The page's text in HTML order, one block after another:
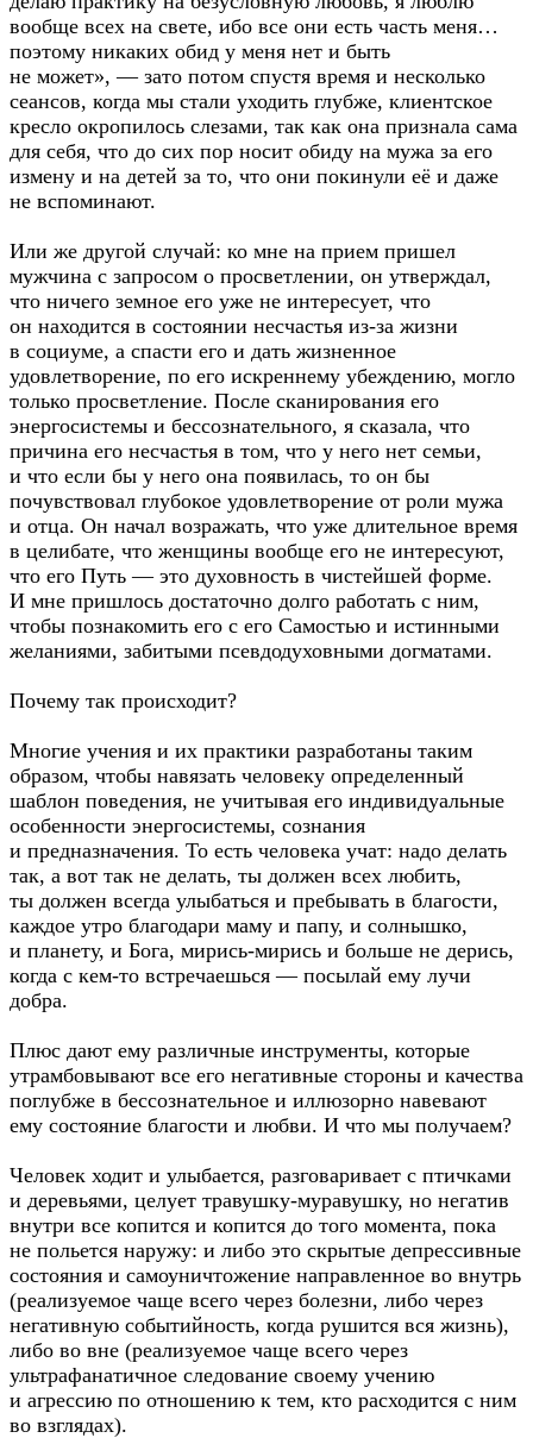
вообще всех на свете, ибо все они есть часть меня…
поэтому никаких обид у меня нет и быть
не может», — зато потом спустя время и несколько
сеансов, когда мы стали уходить глубже, клиентское
кресло окропилось слезами, так как она признала сама
для себя, что до сих пор носит обиду на мужа за его
измену и на детей за то, что они покинули её и даже
не вспоминают.
Или же другой случай: ко мне на прием пришел
мужчина с запросом о просветлении, он утверждал,
что ничего земное его уже не интересует, что
он находится в состоянии несчастья из-за жизни
в социуме, а спасти его и дать жизненное
удовлетворение, по его искреннему убеждению, могло
только просветление. После сканирования его
энергосистемы и бессознательного, я сказала, что
причина его несчастья в том, что у него нет семьи,
и что если бы у него она появилась, то он бы
почувствовал глубокое удовлетворение от роли мужа
и отца. Он начал возражать, что уже длительное время
в целибате, что женщины вообще его не интересуют,
что его Путь — это духовность в чистейшей форме.
И мне пришлось достаточно долго работать с ним,
чтобы познакомить его с его Самостью и истинными
желаниями, забитыми псевдодуховными догматами.
Почему так происходит?
Многие учения и их практики разработаны таким
образом, чтобы навязать человеку определенный
шаблон поведения, не учитывая его индивидуальные
особенности энергосистемы, сознания
и предназначения. То есть человека учат: надо делать
так, а вот так не делать, ты должен всех любить,
ты должен всегда улыбаться и пребывать в благости,
каждое утро благодари маму и папу, и солнышко,
и планету, и Бога, мирись-мирись и больше не дерись,
когда с кем-то встречаешься — посылай ему лучи
добра.
Плюс дают ему различные инструменты, которые
утрамбовывают все его негативные стороны и качества
поглубже в бессознательное и иллюзорно навевают
ему состояние благости и любви. И что мы получаем?
Человек ходит и улыбается, разговаривает с птичками
и деревьями, целует травушку-муравушку, но негатив
внутри все копится и копится до того момента, пока
не польется наружу: и либо это скрытые депрессивные
состояния и самоуничтожение направленное во внутрь
(реализуемое чаще всего через болезни, либо через
негативную событийность, когда рушится вся жизнь),
либо во вне (реализуемое чаще всего через
ультрафанатичное следование своему учению
и агрессию по отношению к тем, кто расходится с ним
во взглядах).